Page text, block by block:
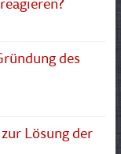
des
Lösung der